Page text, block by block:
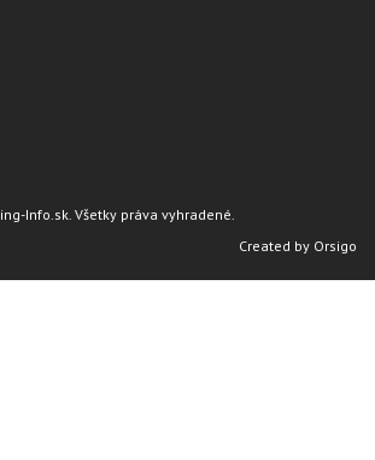
Info.sk. Všetky práva vyhradené.
Created by Orsigo